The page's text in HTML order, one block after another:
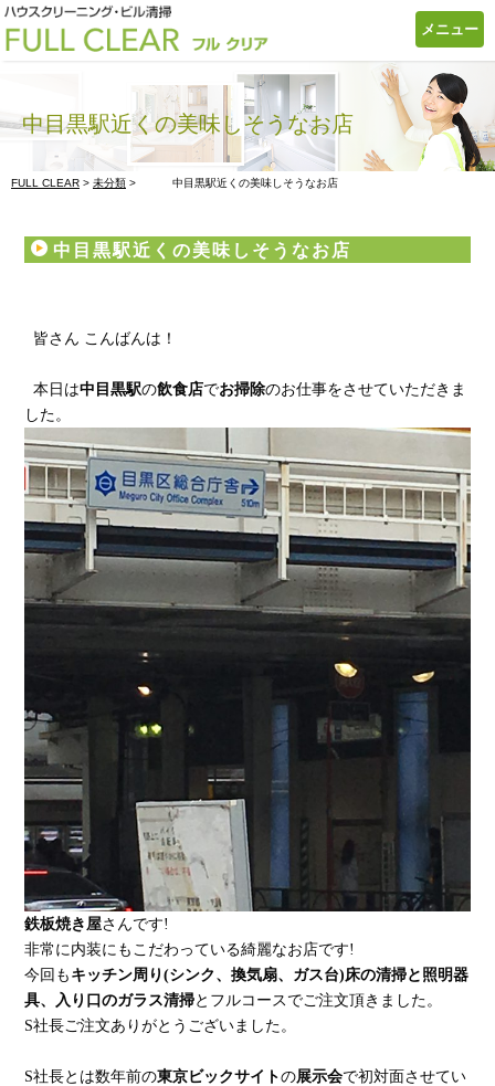
メニュー
中目黒駅近くの美味しそうなお店
FULL CLEAR > 未分類 > 中目黒駅近くの美味しそうなお店
中目黒駅近くの美味しそうなお店
皆さん こんばんは！
本日は中目黒駅の飲食店でお掃除のお仕事をさせていただきま
した。
鉄板焼き屋さんです!
非常に内装にもこだわっている綺麗なお店です!
今回も キッチン周り(シンク、換気扇、ガス台)床の清掃と照明器
具、入り口のガラス清掃とフルコースでご注文頂きました。
S社長ご注文ありがとうございました。
S社長とは数年前の東京ビックサイトの展示会で初対面させてい